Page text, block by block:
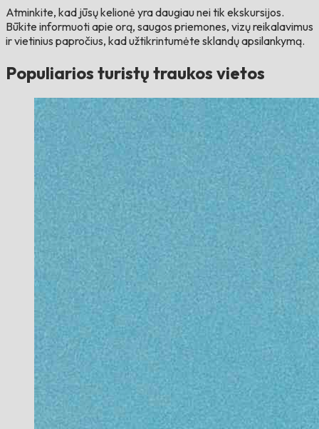
Atminkite, kad jūsų kelionė yra daugiau nei tik ekskursijos.
Būkite informuoti apie orą, saugos priemones, vizų reikalavimus
ir vietinius papročius, kad užtikrintumėte sklandų apsilankymą.
Populiarios turistų traukos vietos